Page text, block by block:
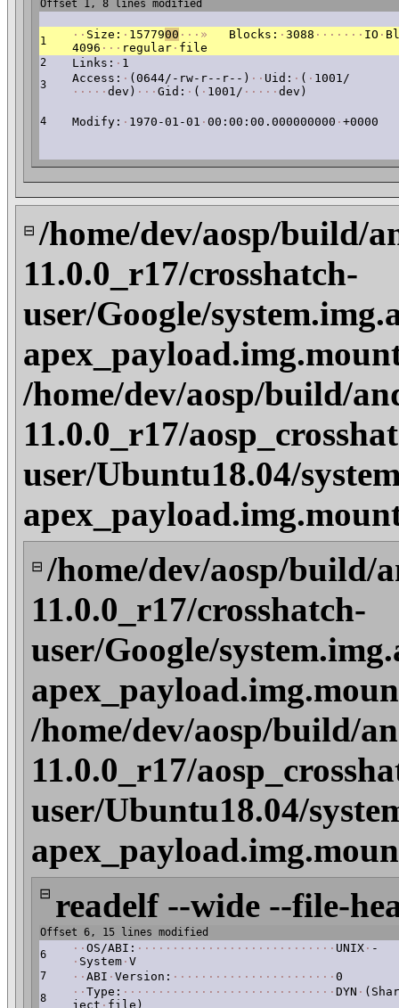
Offset 1, 8 lines modified
1 · · Size: · 1577900 · · · » Blocks: · 3088 · · · · · · · IO ·
4096 · · · regular · file
2 Links: · 1
3 Access: · (0644/-rw-r--r--) · · Uid: · ( · 1001/
· · · · · dev) · · · Gid: · ( · 1001/ · · · · · dev)
4 Modify: · 1970-01-01 · 00:00:00.000000000 · +0000
⊟ /home/dev/aosp/build/
11.0.0_r17/crosshatch-
user/Google/
/home/dev/aosp/build/
11.0.0_r17/
user/Ubuntu18.04/
⊟ /home/dev/aosp/build/
11.0.0_r17/crosshatch-
user/Google/
/home/dev/aosp/build/
11.0.0_r17/
user/Ubuntu18.04/
⊟ readelf --wide --file-
Offset 6, 15 lines modified
6
· · OS/ABI: · · · · · · · · · · · · · · · · · · · · · · · · · · · · UNIX · -
· System · V
7 · · ABI · Version: · · · · · · · · · · · · · · · · · · · · · · · 0
8 · · Type: · · · · · · · · · · · · · · · · · · · · · · · · · · · · · · DYN ·
ject · file)